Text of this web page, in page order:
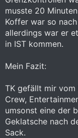
musste 20
Koffer war so
allerdings war er
in IST kommen.
Mein Fazit:
TK gefällt mir vom
Crew,
umsonst eine der
Geklatsche nach
Sack.